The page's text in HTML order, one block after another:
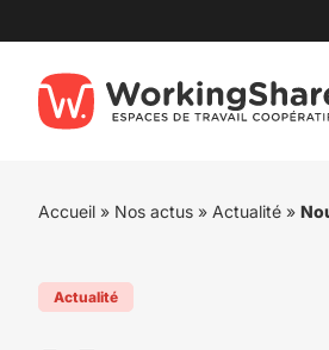
au
contenu
Accueil » Nos actus » Actualité »
Actualité